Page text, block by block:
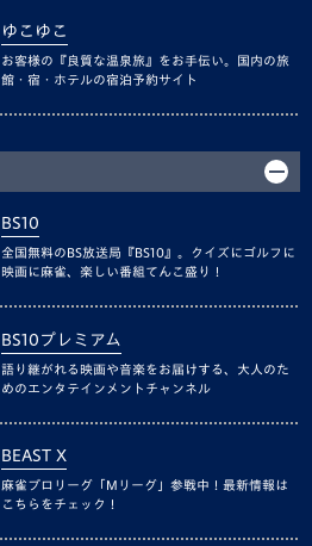
ゆこゆこ
お客様の『良質な温泉旅』をお手伝い。国内の旅
館・宿・ホテルの宿泊予約サイト
BS10
全国無料のBS放送局『BS10』。クイズにゴルフに
映画に麻雀、楽しい番組てんこ盛り！
BS10プレミアム
語り継がれる映画や音楽をお届けする、大人のた
めのエンタテインメントチャンネル
BEAST X
麻雀プロリーグ「Mリーグ」参戦中！最新情報は
こちらをチェック！